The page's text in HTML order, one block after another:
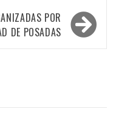
POR
DE POSADAS